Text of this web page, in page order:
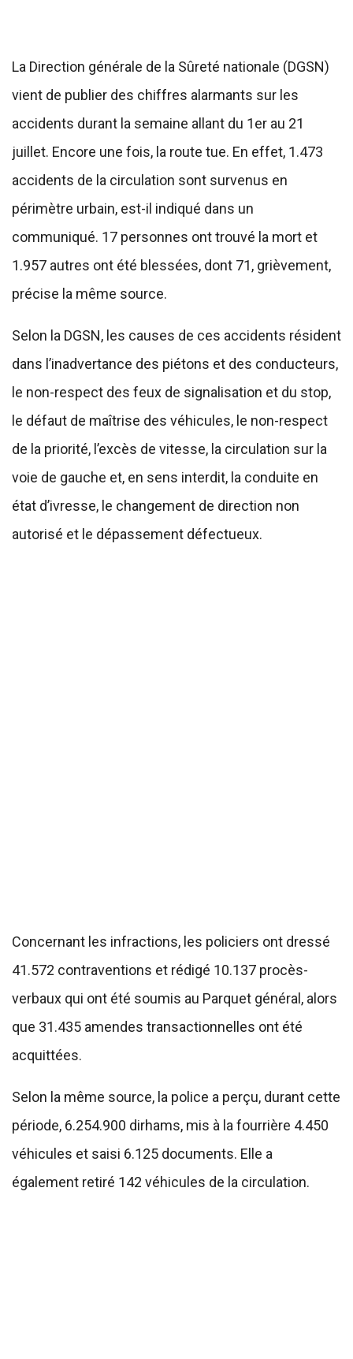
La Direction générale de la Sûreté nationale (DGSN)
vient de publier des chiffres alarmants sur les
accidents durant la semaine allant du 1er au 21
juillet. Encore une fois, la route tue. En effet, 1.473
accidents de la circulation sont survenus en
périmètre urbain, est-il indiqué dans un
communiqué. 17 personnes ont trouvé la mort et
1.957 autres ont été blessées, dont 71, grièvement,
précise la même source.
Selon la DGSN, les causes de ces accidents résident
dans l’inadvertance des piétons et des conducteurs,
le non-respect des feux de signalisation et du stop,
le défaut de maîtrise des véhicules, le non-respect
de la priorité, l’excès de vitesse, la circulation sur la
voie de gauche et, en sens interdit, la conduite en
état d’ivresse, le changement de direction non
autorisé et le dépassement défectueux.
Concernant les infractions, les policiers ont dressé
41.572 contraventions et rédigé 10.137 procès-
verbaux qui ont été soumis au Parquet général, alors
que 31.435 amendes transactionnelles ont été
acquittées.
Selon la même source, la police a perçu, durant cette
période, 6.254.900 dirhams, mis à la fourrière 4.450
véhicules et saisi 6.125 documents. Elle a
également retiré 142 véhicules de la circulation.